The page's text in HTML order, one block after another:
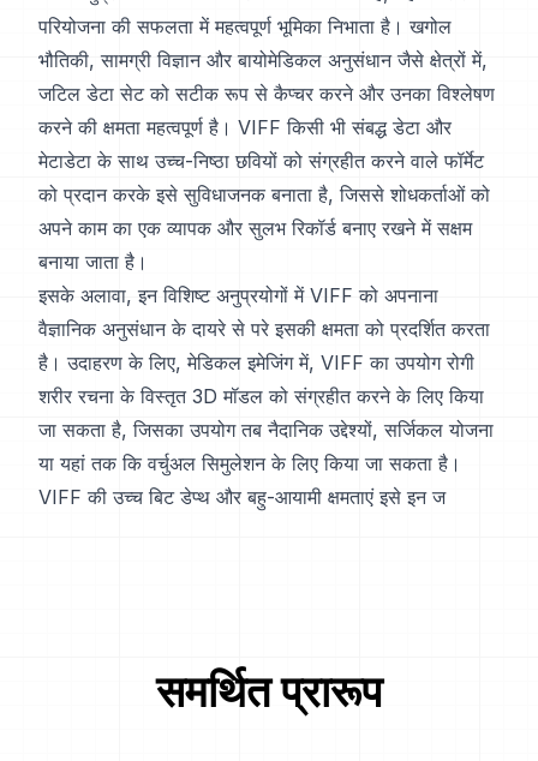
परियोजना की सफलता में महत्वपूर्ण भूमिका निभाता है। खगोल
भौतिकी, सामग्री विज्ञान और बायोमेडिकल अनुसंधान जैसे क्षेत्रों में,
जटिल डेटा सेट को सटीक रूप से कैप्चर करने और उनका विश्लेषण
करने की क्षमता महत्वपूर्ण है। VIFF किसी भी संबद्ध डेटा और
मेटाडेटा के साथ उच्च-निष्ठा छवियों को संग्रहीत करने वाले फॉर्मेट
को प्रदान करके इसे सुविधाजनक बनाता है, जिससे शोधकर्ताओं को
अपने काम का एक व्यापक और सुलभ रिकॉर्ड बनाए रखने में सक्षम
बनाया जाता है।
इसके अलावा, इन विशिष्ट अनुप्रयोगों में VIFF को अपनाना
वैज्ञानिक अनुसंधान के दायरे से परे इसकी क्षमता को प्रदर्शित करता
है। उदाहरण के लिए, मेडिकल इमेजिंग में, VIFF का उपयोग रोगी
शरीर रचना के विस्तृत 3D मॉडल को संग्रहीत करने के लिए किया
जा सकता है, जिसका उपयोग तब नैदानिक उद्देश्यों, सर्जिकल योजना
या यहां तक कि वर्चुअल सिमुलेशन के लिए किया जा सकता है।
VIFF की उच्च बिट डेप्थ और बहु-आयामी क्षमताएं इसे इन ज
समर्थित प्रारूप